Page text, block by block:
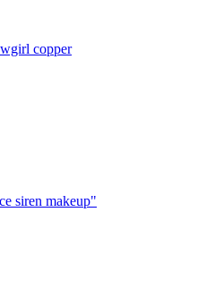
copper
siren makeup"